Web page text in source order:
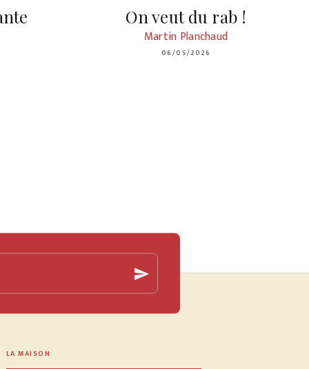
On veut du rab !
Martin Planchaud
06/05/2026
send
LA MAISON